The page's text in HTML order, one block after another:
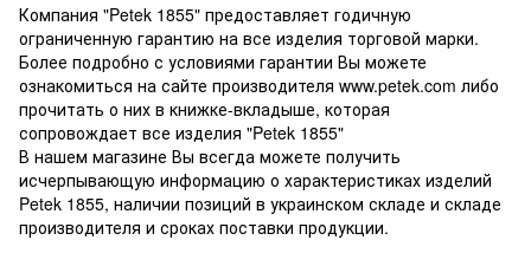
Компания "Petek 1855" предоставляет годичную
ограниченную гарантию на все изделия торговой марки.
Более подробно с условиями гарантии Вы можете
ознакомиться на сайте производителя www.petek.com либо
прочитать о них в книжке-вкладыше, которая
сопровождает все изделия "Petek 1855"
В нашем магазине Вы всегда можете получить
исчерпывающую информацию о характеристиках изделий
Petek 1855, наличии позиций в украинском складе и складе
производителя и сроках поставки продукции.